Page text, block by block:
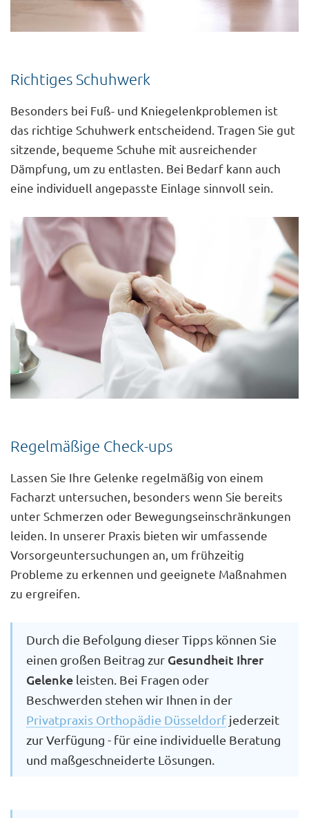
Richtiges Schuhwerk
Besonders bei Fuß- und Kniegelenkproblemen ist
das richtige Schuhwerk entscheidend. Tragen Sie gut
sitzende, bequeme Schuhe mit ausreichender
Dämpfung, um zu entlasten. Bei Bedarf kann auch
eine individuell angepasste Einlage sinnvoll sein.
Regelmäßige Check-ups
Lassen Sie Ihre Gelenke regelmäßig von einem
Facharzt untersuchen, besonders wenn Sie bereits
unter Schmerzen oder Bewegungseinschränkungen
leiden. In unserer Praxis bieten wir umfassende
Vorsorgeuntersuchungen an, um frühzeitig
Probleme zu erkennen und geeignete Maßnahmen
zu ergreifen.
Durch die Befolgung dieser Tipps können Sie
einen großen Beitrag zur Gesundheit Ihrer
Gelenke leisten. Bei Fragen oder
Beschwerden stehen wir Ihnen in der
Privatpraxis Orthopädie Düsseldorf jederzeit
zur Verfügung - für eine individuelle Beratung
und maßgeschneiderte Lösungen.